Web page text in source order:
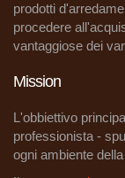
prodotti
procedere
vantaggiose dei
Mission
L'obbiettivo
professionista -
ogni ambiente